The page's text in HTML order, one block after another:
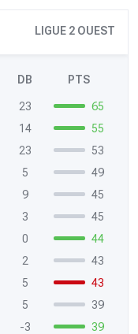
LIGUE 2 OUEST
DB PTS
23
65
14
55
23
53
5
49
9
45
3
45
0
44
2
43
5
43
5
39
-3
39